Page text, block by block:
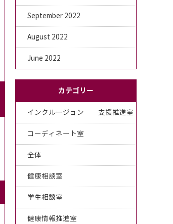
September 2022
August 2022
June 2022
カテゴリー
インクルージョン 支援推進室
コーディネート室
全体
健康相談室
学生相談室
健康情報推進室